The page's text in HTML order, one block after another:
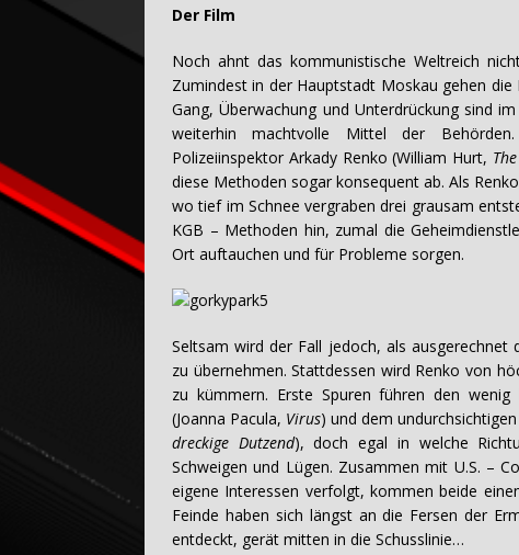
Der Film
Noch ahnt das kommunistische Weltreich
Zumindest in der Hauptstadt Moskau gehen
Gang, Überwachung und Unterdrückung sind
weiterhin machtvolle Mittel der
Polizeiinspektor Arkady Renko (William Hurt,
diese Methoden sogar konsequent ab. Als
wo tief im Schnee vergraben drei grausam
KGB – Methoden hin, zumal die
Ort auftauchen und für Probleme sorgen.
Seltsam wird der Fall jedoch, als ausgerechnet
zu übernehmen. Stattdessen wird Renko von
zu kümmern. Erste Spuren führen den
(Joanna Pacula, Virus) und dem
dreckige Dutzend), doch egal in welche
Schweigen und Lügen. Zusammen mit U.S. –
eigene Interessen verfolgt, kommen beide
Feinde haben sich längst an die Fersen der
entdeckt, gerät mitten in die Schusslinie…